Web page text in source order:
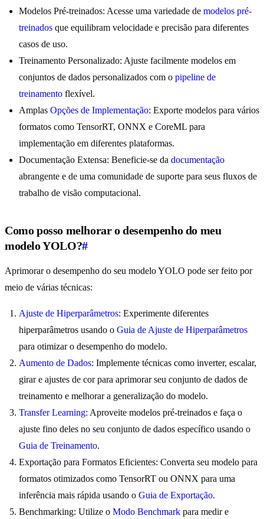
Modelos Pré-treinados: Acesse uma variedade de modelos pré-
treinados que equilibram velocidade e precisão para diferentes
casos de uso.
Treinamento Personalizado: Ajuste facilmente modelos em
conjuntos de dados personalizados com o pipeline de
treinamento flexível.
Amplas Opções de Implementação: Exporte modelos para vários
formatos como TensorRT, ONNX e CoreML para
implementação em diferentes plataformas.
Documentação Extensa: Beneficie-se da documentação
abrangente e de uma comunidade de suporte para seus fluxos de
trabalho de visão computacional.
Como posso melhorar o desempenho do meu
modelo YOLO?#
Aprimorar o desempenho do seu modelo YOLO pode ser feito por
meio de várias técnicas:
Ajuste de Hiperparâmetros: Experimente diferentes
hiperparâmetros usando o Guia de Ajuste de Hiperparâmetros
para otimizar o desempenho do modelo.
Aumento de Dados: Implemente técnicas como inverter, escalar,
girar e ajustes de cor para aprimorar seu conjunto de dados de
treinamento e melhorar a generalização do modelo.
Transfer Learning: Aproveite modelos pré-treinados e faça o
ajuste fino deles no seu conjunto de dados específico usando o
Guia de Treinamento.
Exportação para Formatos Eficientes: Converta seu modelo para
formatos otimizados como TensorRT ou ONNX para uma
inferência mais rápida usando o Guia de Exportação.
Benchmarking: Utilize o Modo Benchmark para medir e